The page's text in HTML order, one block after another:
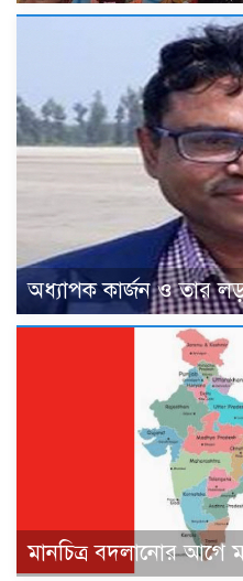
অধ্যাপক কার্জন ও তার
মানচিত্র বদলানোর আগে